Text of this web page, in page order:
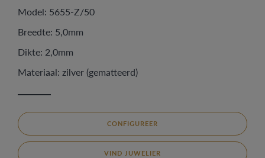
Model: 5655-Z/50
Breedte: 5,0mm
Dikte: 2,0mm
Materiaal: zilver (gematteerd)
CONFIGUREER
VIND JUWELIER